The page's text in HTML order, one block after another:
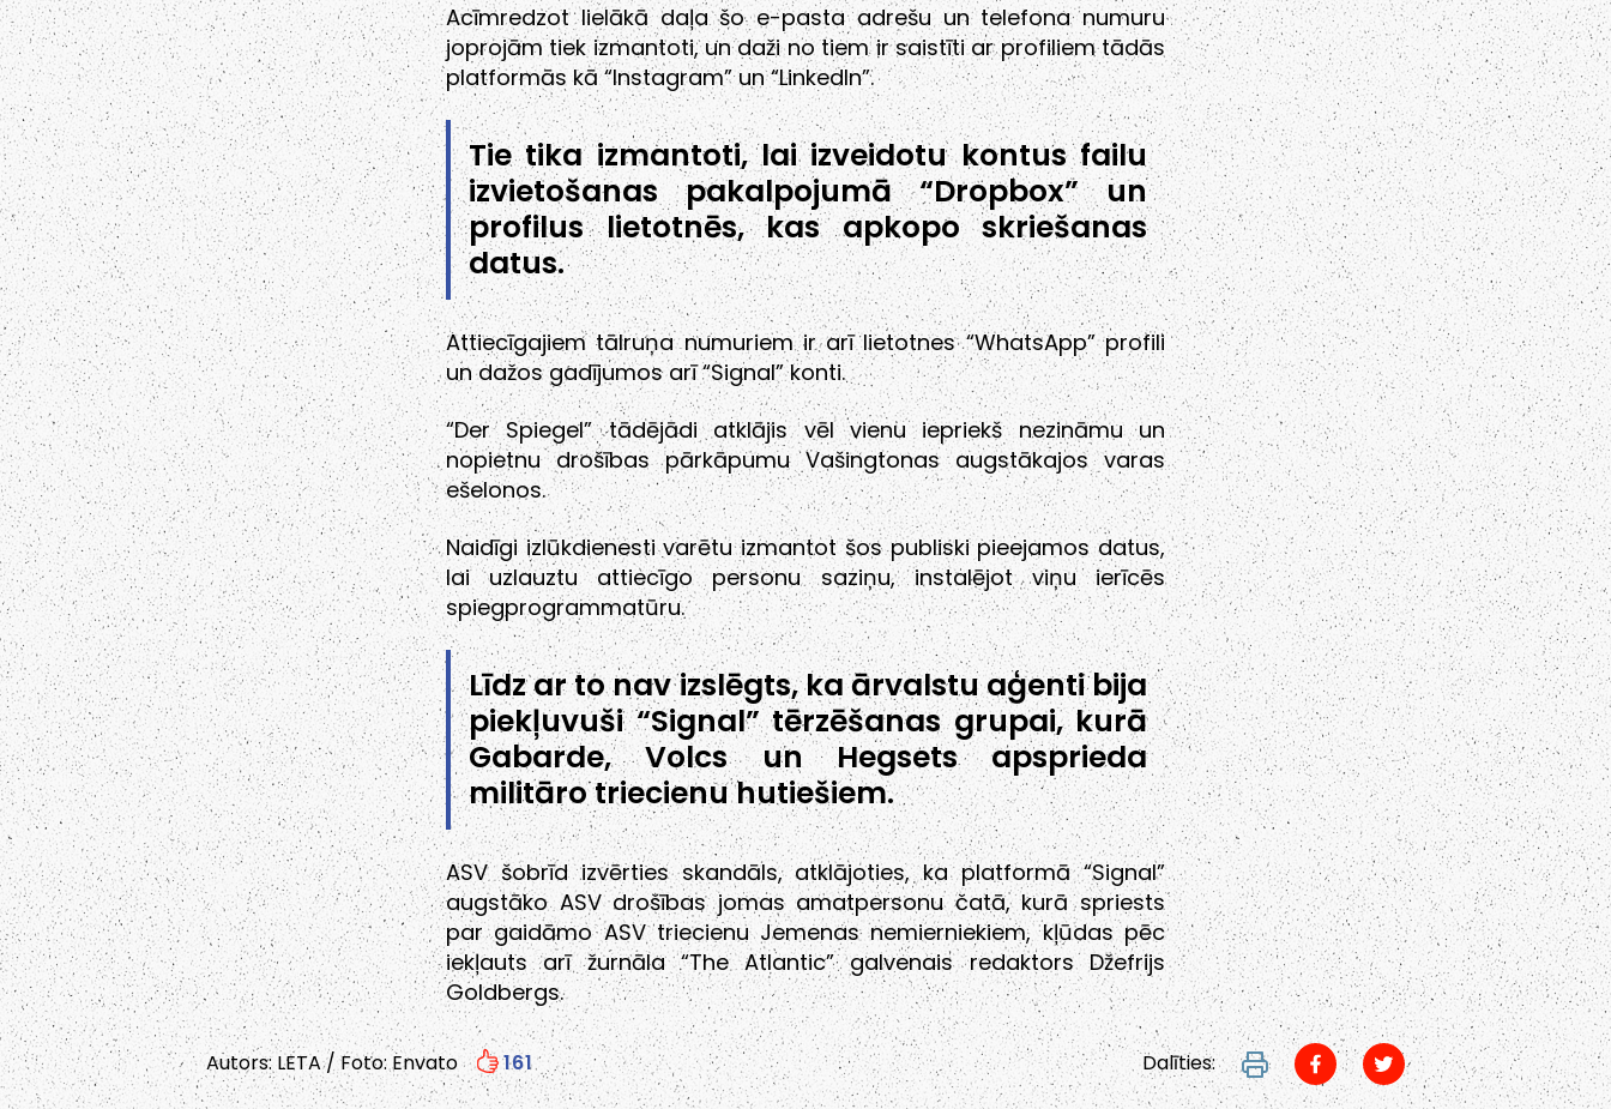
Acīmredzot lielākā daļa šo e-pasta adrešu un telefona numuru
joprojām tiek izmantoti, un daži no tiem ir saistīti ar profiliem tādās
platformās kā “Instagram” un “LinkedIn”.
Tie tika izmantoti, lai izveidotu kontus failu
izvietošanas pakalpojumā “Dropbox” un
profilus lietotnēs, kas apkopo skriešanas
datus.
Attiecīgajiem tālruņa numuriem ir arī lietotnes “WhatsApp” profili
un dažos gadījumos arī “Signal” konti.
“Der Spiegel” tādējādi atklājis vēl vienu iepriekš nezināmu un
nopietnu drošības pārkāpumu Vašingtonas augstākajos varas
ešelonos.
Naidīgi izlūkdienesti varētu izmantot šos publiski pieejamos datus,
lai uzlauztu attiecīgo personu saziņu, instalējot viņu ierīcēs
spiegprogrammatūru.
Līdz ar to nav izslēgts, ka ārvalstu aģenti bija
piekļuvuši “Signal” tērzēšanas grupai, kurā
Gabarde, Volcs un Hegsets apsprieda
militāro triecienu hutiešiem.
ASV šobrīd izvērties skandāls, atklājoties, ka platformā “Signal”
augstāko ASV drošības jomas amatpersonu čatā, kurā spriests
par gaidāmo ASV triecienu Jemenas nemierniekiem, kļūdas pēc
iekļauts arī žurnāla “The Atlantic” galvenais redaktors Džefrijs
Goldbergs.
Autors: LETA / Foto: Envato 161 Dalīties: